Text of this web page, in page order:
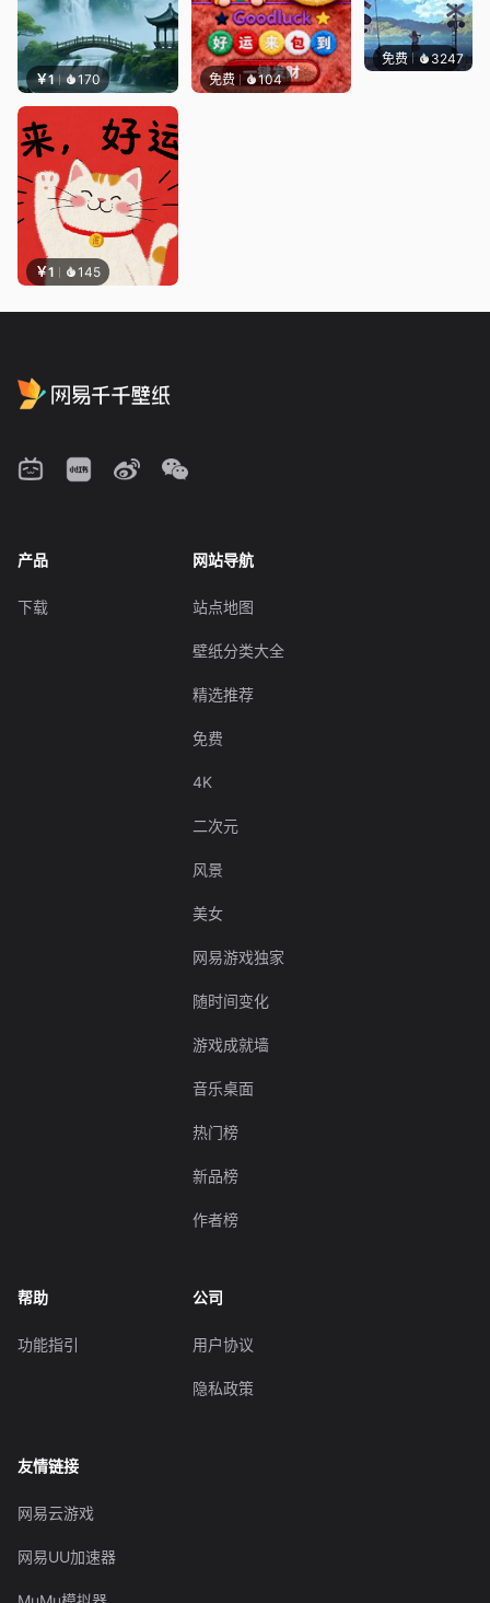
￥1 170 免费 104
￥1 145
免费 3247星梦
产品
下载
网站导航
站点地图
壁纸分类大全
精选推荐
免费
4K
二次元
风景
美女
网易游戏独家
随时间变化
游戏成就墙
音乐桌面
热门榜
新品榜
作者榜
帮助
功能指引
公司
用户协议
隐私政策
友情链接
网易云游戏
网易UU加速器